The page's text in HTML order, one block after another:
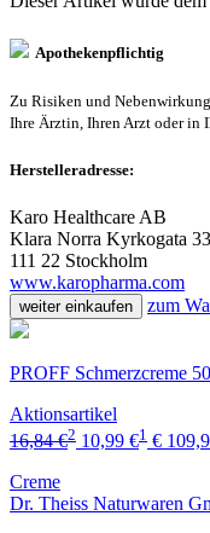
Apothekenpflichtig
Zu Risiken und
Ihre Ärztin, Ihren Arzt oder in
Herstelleradresse:
Karo Healthcare AB
Klara Norra Kyrkogata 33
111 22 Stockholm
www.karopharma.com
weiter einkaufen zum
PROFF Schmerzcreme
Aktionsartikel
16,84 €2 10,99 €1 €
Creme
Dr. Theiss Naturwaren